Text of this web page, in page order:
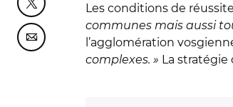
Partager cette page sur Twitter
Partager cette page sur Courriel
Les conditions de
communes mais aussi
l’agglomération
complexes. » La